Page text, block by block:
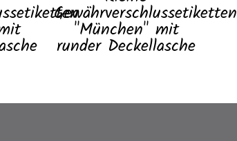
Gewährverschlussetiketten
"München" mit
runder Deckellasche